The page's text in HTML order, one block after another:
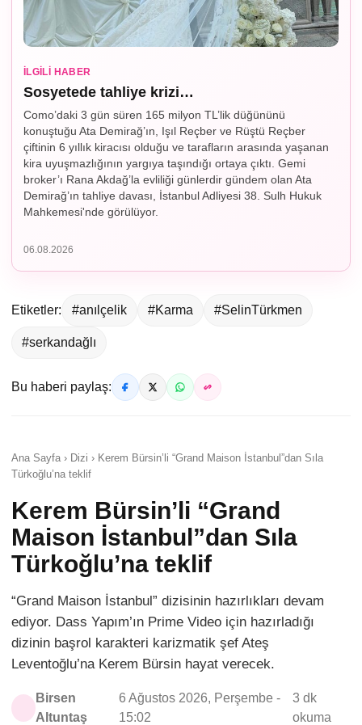
İLGILI HABER
Sosyetede tahliye krizi…
Como’daki 3 gün süren 165 milyon TL’lik düğününü
konuştuğu Ata Demirağ’ın, Işıl Reçber ve Rüştü Reçber
çiftinin 6 yıllık kiracısı olduğu ve tarafların arasında yaşanan
kira uyuşmazlığının yargıya taşındığı ortaya çıktı. Gemi
broker’ı Rana Akdağ’la evliliği günlerdir gündem olan Ata
Demirağ’ın tahliye davası, İstanbul Adliyesi 38. Sulh Hukuk
Mahkemesi'nde görülüyor.
06.08.2026
Etiketler: #anılçelik #Karma #SelinTürkmen
#serkandağlı
Bu haberi paylaş:
Ana Sayfa › Dizi › Kerem Bürsin’li “Grand Maison İstanbul”dan Sıla
Türkoğlu’na teklif
Kerem Bürsin’li “Grand
Maison İstanbul”dan Sıla
Türkoğlu’na teklif
“Grand Maison İstanbul” dizisinin hazırlıkları devam
ediyor. Dass Yapım’ın Prime Video için hazırladığı
dizinin başrol karakteri karizmatik şef Ateş
Leventoğlu’na Kerem Bürsin hayat verecek.
Birsen
Altuntaş
6 Ağustos 2026, Perşembe -
15:02
3 dk
okuma